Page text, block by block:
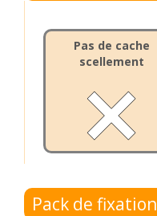
Pas de cache
scellement
Pack de fixation